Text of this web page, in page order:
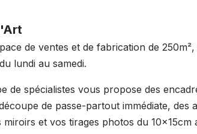
être
choisies
sur
de ventes et de fabrication de
lundi au samedi.
de spécialistes vous propose des
de passe-partout immédiate, des
miroirs et vos tirages photos du 10x15cm